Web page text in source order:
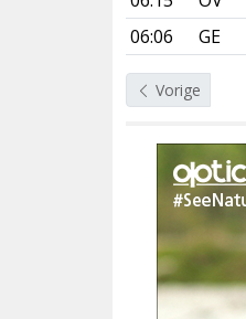
06:06
GE
Vorige